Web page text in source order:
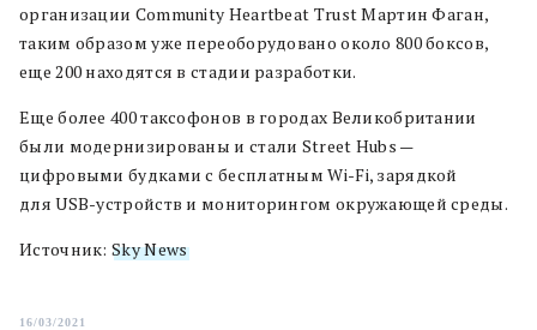
организации Community Heartbeat Trust Мартин Фаган,
таким образом уже переоборудовано около 800 боксов,
еще 200 находятся в стадии разработки.
Еще более 400 таксофонов в городах Великобритании
были модернизированы и стали Street Hubs —
цифровыми будками с бесплатным Wi-Fi, зарядкой
для USB-устройств и мониторингом окружающей среды.
Источник: Sky News
16/03/2021